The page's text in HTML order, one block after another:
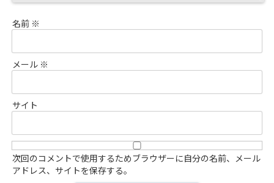
名前 ※
メール ※
サイト
次回のコメントで使用するためブラウザーに自分の名前、メール
アドレス、サイトを保存する。